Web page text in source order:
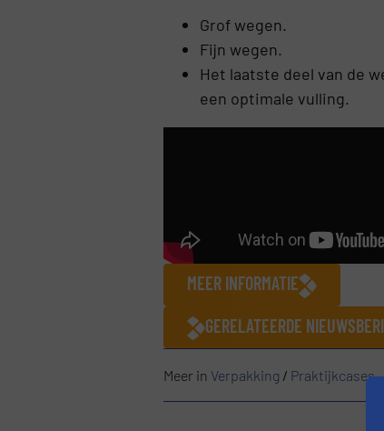
Grof wegen.
Fijn wegen.
Het laatste deel van de
een optimale vulling.
MEER INFORMATIE
GERELATEERDE
Meer in Verpakking / Praktijkcases